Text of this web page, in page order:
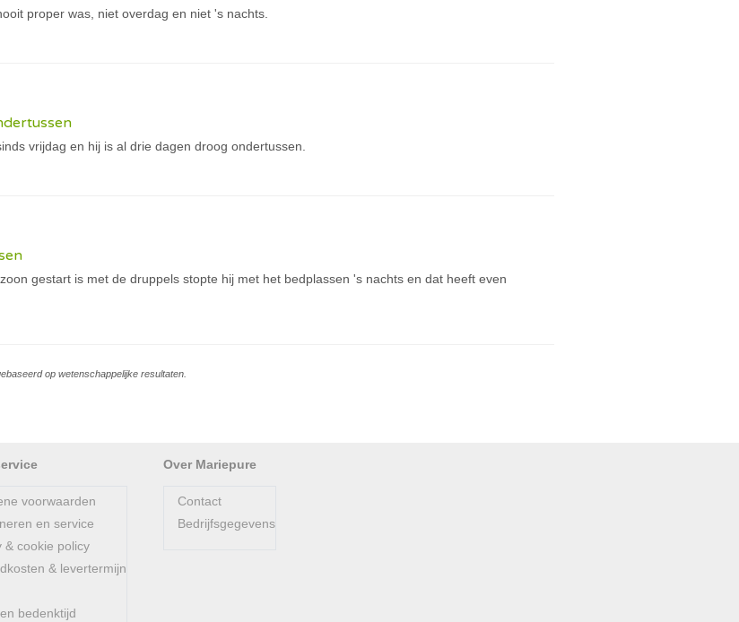
proper was, niet overdag en niet 's nachts.
vrijdag en hij is al drie dagen droog ondertussen.
gestart is met de druppels stopte hij met het bedplassen 's nachts en dat heeft even
op wetenschappelijke resultaten.
voorwaarden
en service
& cookie policy
& levertermijn
bedenktijd
Over Mariepure
Contact
Bedrijfsgegevens